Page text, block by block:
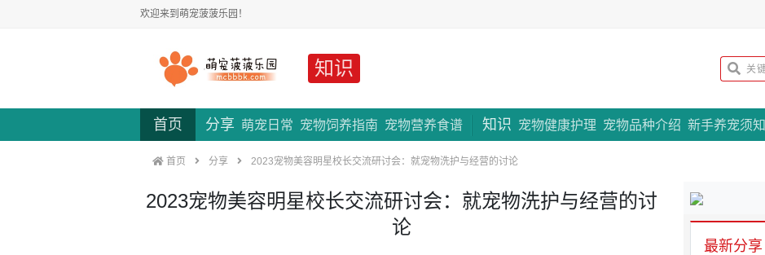
欢迎来到萌宠菠菠乐园！
知识
首页 分享 萌宠日常 宠物饲养指南 宠物营养食谱 知识 宠物健康护理 宠物品种介绍 新手养宠须知
专题策划
首页 分享 2023宠物美容明星校长交流研讨会：就宠物洗护与经营的讨论
2023宠物美容明星校长交流研讨会：就宠物洗护与经营的讨
论
最新分享